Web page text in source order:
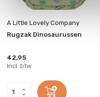
A Little Lovely Company
Rugzak Dinosaurussen
42,95
Incl. btw